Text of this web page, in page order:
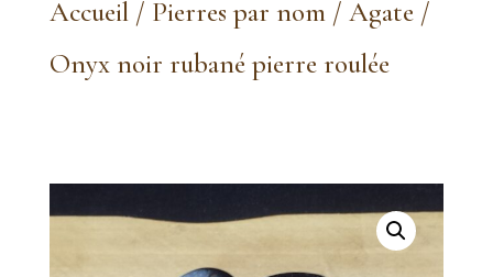
Accueil/ Pierres par nom/ Agate/
Onyx noir rubané pierre roulée